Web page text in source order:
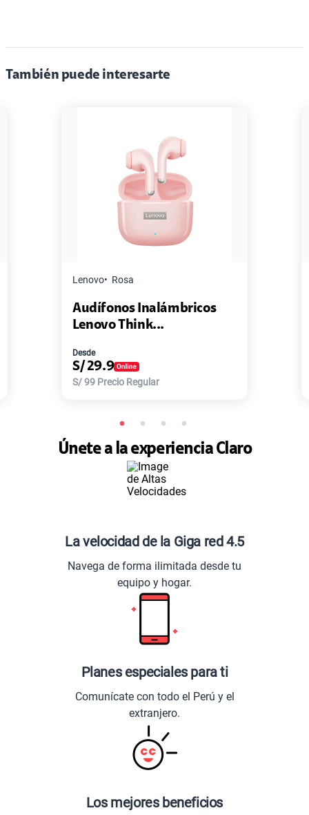
También puede interesarte
Lenovo Rosa
Audífonos Inalámbricos
Lenovo Think...
Desde
S/ 29.9
S/99 Precio Regular
Únete a la experiencia Claro
La velocidad de la Giga red 4.5
Navega de forma ilimitada desde tu
equipo y hogar.
Planes especiales para ti
Comunícate con todo el Perú y el
extranjero.
Los mejores beneficios